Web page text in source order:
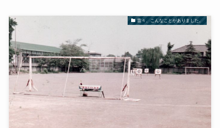
昔々、こんなことがありました。